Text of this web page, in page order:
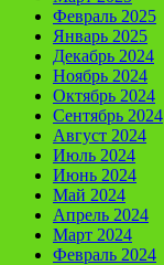
Февраль 2025
Январь 2025
Декабрь 2024
Ноябрь 2024
Октябрь 2024
Сентябрь 2024
Август 2024
Июль 2024
Июнь 2024
Май 2024
Апрель 2024
Март 2024
Февраль 2024